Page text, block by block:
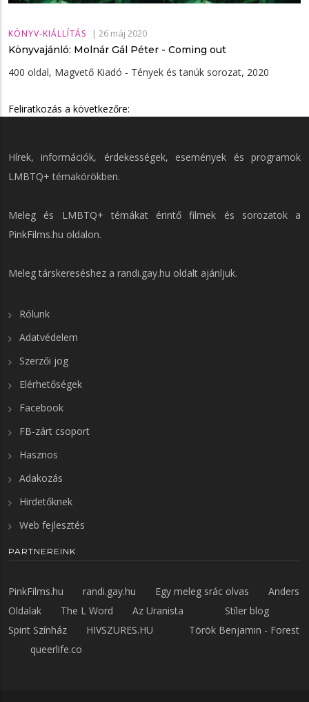
KÖNYV-KIÁLLÍTÁS | 26 máj 2020
Könyvajánló: Molnár Gál Péter - Coming out
400 oldal, Magvető Kiadó - Tények és tanúk sorozat, 2020
Feliratkozás a következőre:
Hírek, információk, érdekességek, események és programok
LMBTQ+ témakörökben.
Meleg és LMBTQ+ témákat érintő filmek és sorozatok a
PinkFilms.hu oldalon.
Meleg társkereséshez a randi.gay.hu oldalt ajánljuk.
Rólunk
Adatvédelem
Szerzői jog
Elérhetőségek
Facebook
FB-zárt csoport
Hasznos
Adakozás
Hirdetőknek
Web fejlesztés
PARTNEREINK
PinkFilms.hu randi.gay.hu Egy meleg srác olvas
Anders
Oldalak
The L Word Az Uranista
Stíler blog
Spirit Színház
HIVSZURES.HU
Török Benjamin - Forest
queerlife.co